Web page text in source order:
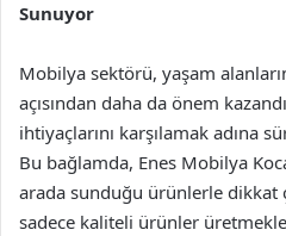
Sunuyor
Mobilya sektörü, yaşam
açısından daha da önem
ihtiyaçlarını karşılamak adına
Bu bağlamda, Enes Mobilya
arada sunduğu ürünlerle dikkat
sadece kaliteli ürünler